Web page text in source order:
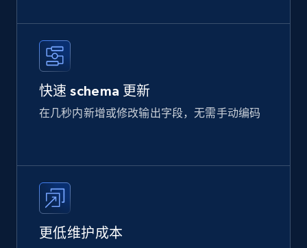
快速 schema 更新
在几秒内新增或修改输出字段，无需手动编码
更低维护成本